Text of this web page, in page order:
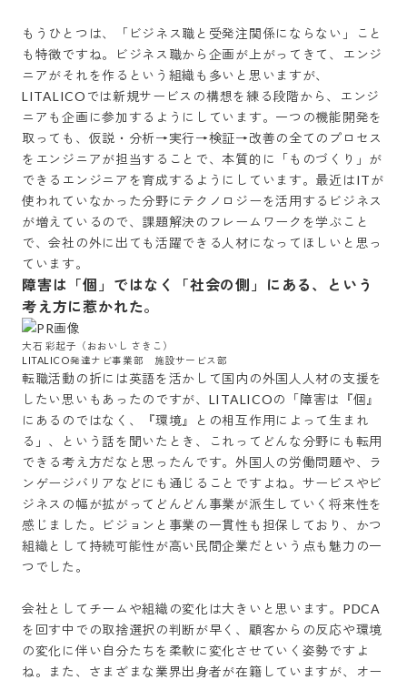
もうひとつは、「ビジネス職と受発注関係にならない」こと
も特徴ですね。ビジネス職から企画が上がってきて、エンジ
ニアがそれを作るという組織も多いと思いますが、
LITALICOでは新規サービスの構想を練る段階から、エンジ
ニアも企画に参加するようにしています。一つの機能開発を
取っても、仮説・分析→実行→検証→改善の全てのプロセス
をエンジニアが担当することで、本質的に「ものづくり」が
できるエンジニアを育成するようにしています。最近はITが
使われていなかった分野にテクノロジーを活用するビジネス
が増えているので、課題解決のフレームワークを学ぶこと
で、会社の外に出ても活躍できる人材になってほしいと思っ
ています。
障害は「個」ではなく「社会の側」にある、という
考え方に惹かれた。
大石 彩起子（おおいし さきこ）
LITALICO発達ナビ事業部　施設サービス部
転職活動の折には英語を活かして国内の外国人人材の支援を
したい思いもあったのですが、LITALICOの「障害は『個』
にあるのではなく、『環境』との相互作用によって生まれ
る」、という話を聞いたとき、これってどんな分野にも転用
できる考え方だなと思ったんです。外国人の労働問題や、ラ
ンゲージバリアなどにも通じることですよね。サービスやビ
ジネスの幅が拡がってどんどん事業が派生していく将来性を
感じました。ビジョンと事業の一貫性も担保しており、かつ
組織として持続可能性が高い民間企業だという点も魅力の一
つでした。
会社としてチームや組織の変化は大きいと思います。PDCA
を回す中での取捨選択の判断が早く、顧客からの反応や環境
の変化に伴い自分たちを柔軟に変化させていく姿勢ですよ
ね。また、さまざまな業界出身者が在籍していますが、オー